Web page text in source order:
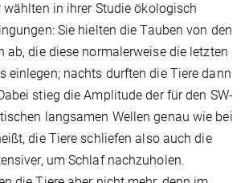
wählten in ihrer Studie ökologisch
Sie hielten die Tauben von den
ab, die diese normalerweise die letzten
einlegen; nachts durften die Tiere dann
stieg die Amplitude der für den SW-
langsamen Wellen genau wie bei
die Tiere schliefen also auch die
um Schlaf nachzuholen.